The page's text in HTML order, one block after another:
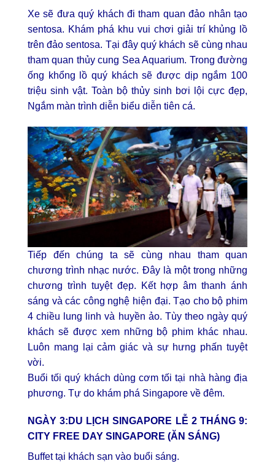
Xe sẽ đưa quý khách đi tham quan đảo nhân tạo
sentosa. Khám phá khu vui chơi giải trí khủng lồ
trên đảo sentosa. Tại đây quý khách sẽ cùng nhau
tham quan thủy cung Sea Aquarium. Trong đường
ống khổng lồ quý khách sẽ được dịp ngắm 100
triệu sinh vật. Toàn bộ thủy sinh bơi lội cực đẹp,
Ngắm màn trình diễn biểu diễn tiên cá.
Tiếp đến chúng ta sẽ cùng nhau tham quan
chương trình nhạc nước. Đây là một trong những
chương trình tuyệt đẹp. Kết hợp âm thanh ánh
sáng và các công nghệ hiện đại. Tạo cho bộ phim
4 chiều lung linh và huyền ảo. Tùy theo ngày quý
khách sẽ được xem những bộ phim khác nhau.
Luôn mang lại cảm giác và sự hưng phấn tuyệt
vời.
Buổi tối quý khách dùng cơm tối tại nhà hàng địa
phương. Tự do khám phá Singapore về đêm.
NGÀY 3:DU LỊCH SINGAPORE LỄ 2 THÁNG 9:
CITY FREE DAY SINGAPORE (ĂN SÁNG)
Buffet tại khách sạn vào buổi sáng.